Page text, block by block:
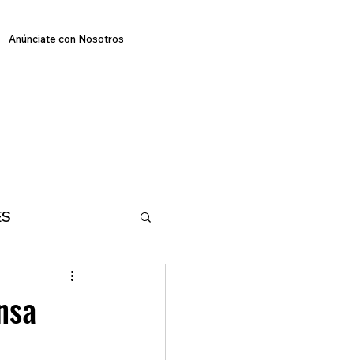
Anúnciate con Nosotros
TECNOLOGIA